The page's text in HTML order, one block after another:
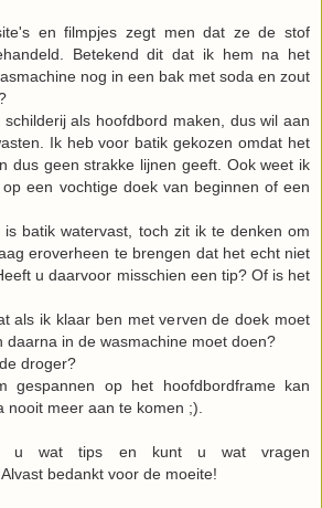
en filmpjes zegt men dat ze de stof
Betekend dit dat ik hem na het
nog in een bak met soda en zout
als hoofdbord maken, dus wil aan
Ik heb voor batik gekozen omdat het
dus geen strakke lijnen geeft. Ook weet ik
een vochtige doek van beginnen of een
is batik watervast, toch zit ik te denken om
eroverheen te brengen dat het echt niet
u daarvoor misschien een tip? Of is het
als ik klaar ben met verven de doek moet
daarna in de wasmachine moet doen?
droger?
gespannen op het hoofdbordframe kan
nooit meer aan te komen ;).
u wat tips en kunt u wat vragen
bedankt voor de moeite!